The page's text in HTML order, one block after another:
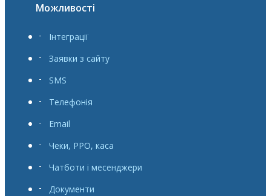
Можливості
Інтеграції
Заявки з сайту
SMS
Телефонія
Email
Чеки, РРО, каса
Чатботи і месенджери
Документи